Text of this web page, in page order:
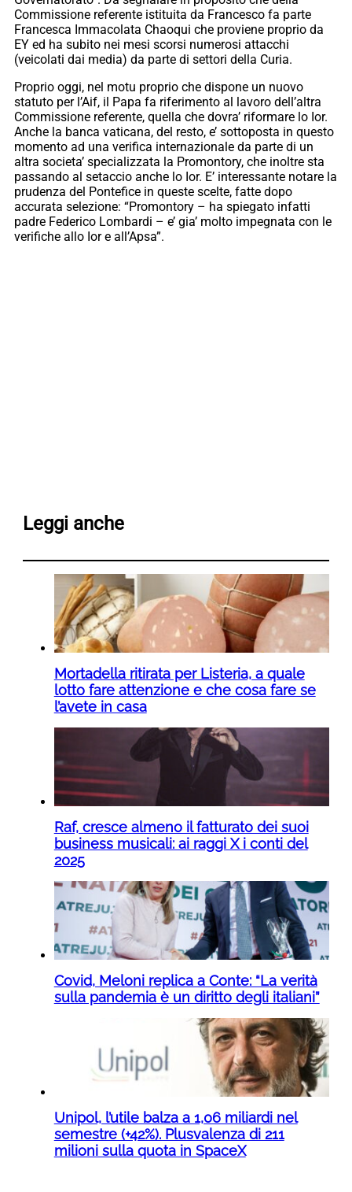
Commissione referente istituita da Francesco fa parte
Francesca Immacolata Chaoqui che proviene proprio da
EY ed ha subito nei mesi scorsi numerosi attacchi
(veicolati dai media) da parte di settori della Curia.
Proprio oggi, nel motu proprio che dispone un nuovo
statuto per l’Aif, il Papa fa riferimento al lavoro dell’altra
Commissione referente, quella che dovra’ riformare lo Ior.
Anche la banca vaticana, del resto, e’ sottoposta in questo
momento ad una verifica internazionale da parte di un
altra societa’ specializzata la Promontory, che inoltre sta
passando al setaccio anche lo Ior. E’ interessante notare la
prudenza del Pontefice in queste scelte, fatte dopo
accurata selezione: “Promontory – ha spiegato infatti
padre Federico Lombardi – e’ gia’ molto impegnata con le
verifiche allo Ior e all’Apsa”.
Leggi anche
Mortadella ritirata per Listeria, a quale
lotto fare attenzione e che cosa fare se
l’avete in casa
Raf, cresce almeno il fatturato dei suoi
business musicali: ai raggi X i conti del
2025
Covid, Meloni replica a Conte: “La verità
sulla pandemia è un diritto degli italiani”
Unipol, l’utile balza a 1,06 miliardi nel
semestre (+42%). Plusvalenza di 211
milioni sulla quota in SpaceX